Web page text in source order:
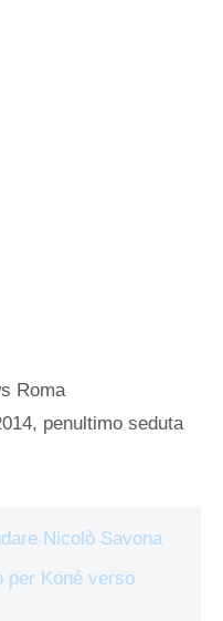
Roma
penultimo seduta
Nicolò Savona
per Koné verso